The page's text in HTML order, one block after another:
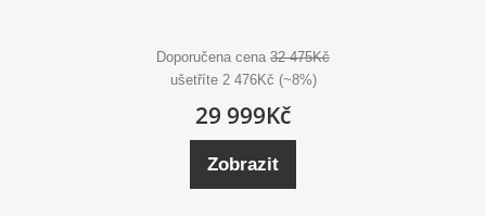
Doporučena cena 32 475Kč
ušetříte 2 476Kč (~8%)
29 999Kč
Zobrazit